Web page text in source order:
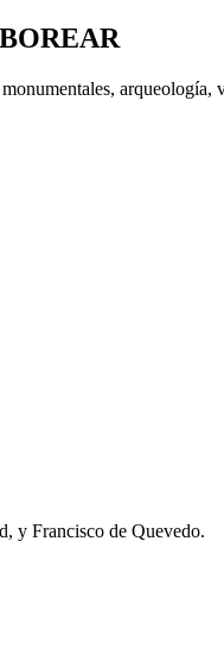
y Francisco de Quevedo.